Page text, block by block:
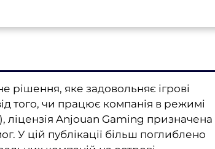
рішення, яке задовольняє ігрові
того, чи працює компанія в режимі
ліцензія Anjouan Gaming призначена
У цій публікації більш поглиблено